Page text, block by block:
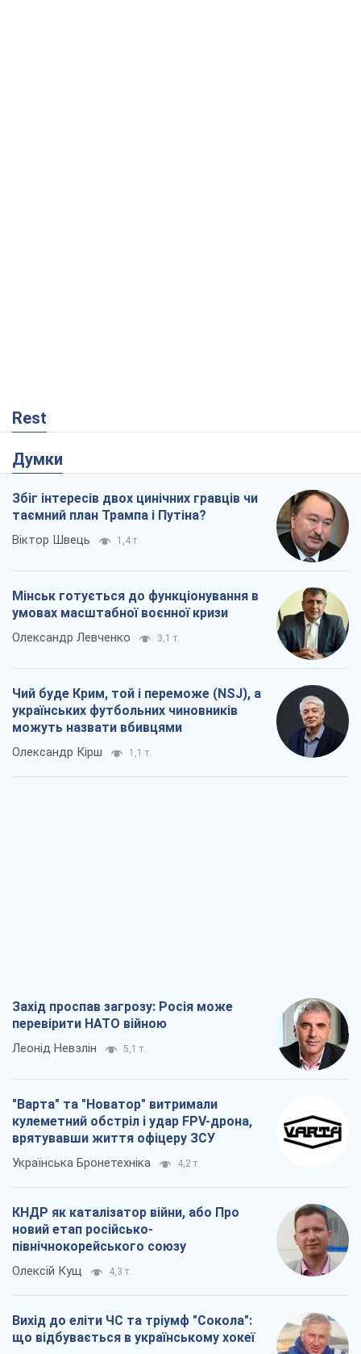
Rest
Думки
Збіг інтересів двох цинічних гравців чи
таємний план Трампа і Путіна?
Віктор Швець 1,4 т.
Мінськ готується до функціонування в
умовах масштабної воєнної кризи
Олександр Левченко 3,1 т.
Чий буде Крим, той і переможе (NSJ), а
українських футбольних чиновників
можуть назвати вбивцями
Олександр Кірш 1,1 т.
Захід проспав загрозу: Росія може
перевірити НАТО війною
Леонід Невзлін 5,1 т.
"Варта" та "Новатор" витримали
кулеметний обстріл і удар FPV-дрона,
врятувавши життя офіцеру ЗСУ
Українська Бронетехніка 4,2 т.
КНДР як каталізатор війни, або Про
новий етап російсько-
північнокорейського союзу
Олексій Кущ 4,3 т.
Вихід до еліти ЧС та тріумф "Сокола":
що відбувається в українському хокеї